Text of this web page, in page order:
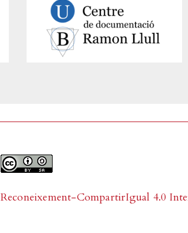
Reconeixement-CompartirIgual 4.0